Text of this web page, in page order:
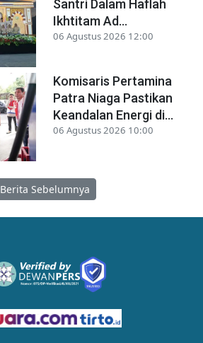
Santri Dalam Haflah
Ikhtitam Ad...
06 Agustus 2026 12:00
Komisaris Pertamina
Patra Niaga Pastikan
Keandalan Energi di...
06 Agustus 2026 10:00
Berita Sebelumnya